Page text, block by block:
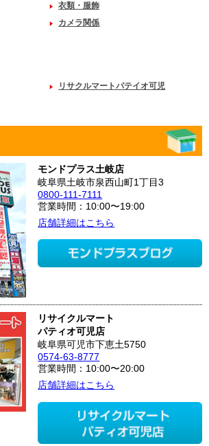
衣類・服飾
カメラ関係
リサクルマートパテイオ可児
モンドプラス土岐店
岐阜県土岐市泉西山町1丁目3
0800-111-7111
営業時間：10:00〜19:00
店舗詳細はこちら
リサイクルマート
パティオ可児店
岐阜県可児市下恵土5750
0574-63-8777
営業時間：10:00〜20:00
店舗詳細はこちら